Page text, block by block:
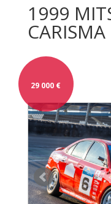
1999
29 000 €